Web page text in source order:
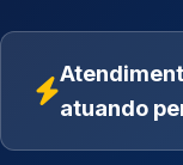
atuando